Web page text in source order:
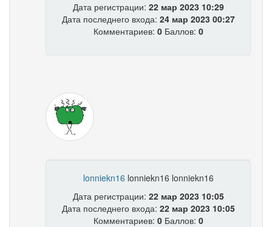
Дата регистрации: 22 мар 2023 10:29
Дата последнего входа: 24 мар 2023 00:27
Комментариев: 0Баллов: 0
lonniekn16 lonniekn16 lonniekn16
Дата регистрации: 22 мар 2023 10:05
Дата последнего входа: 22 мар 2023 10:05
Комментариев: 0Баллов: 0